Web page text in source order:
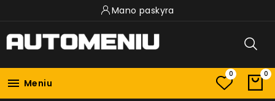
Mano paskyra
 Meniu
0 0